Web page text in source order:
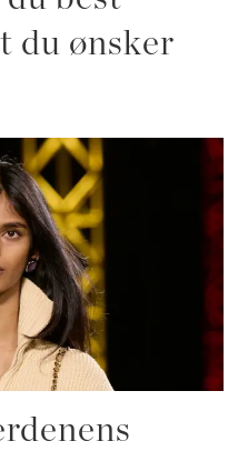
du ønsker